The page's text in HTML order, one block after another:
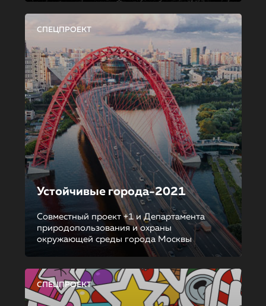
СПЕЦПРОЕКТ
Устойчивые города-2021
Совместный проект +1 и Департамента
природопользования и охраны
окружающей среды города Москвы
СПЕЦПРОЕКТ